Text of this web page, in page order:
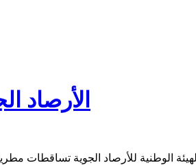
الأرصاد